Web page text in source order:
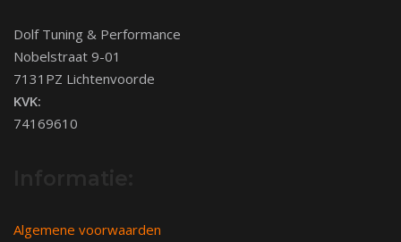
Dolf Tuning & Performance
Nobelstraat 9-01
7131PZ Lichtenvoorde
KVK:
74169610
Algemene voorwaarden